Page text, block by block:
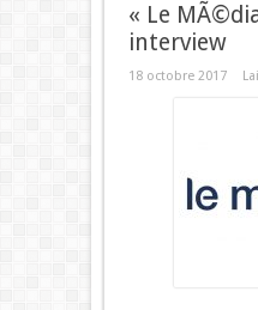
« Le
interview
18 octobre 2017